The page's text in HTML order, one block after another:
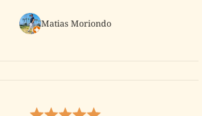
Matias Moriondo